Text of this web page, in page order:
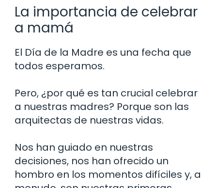
La importancia de celebrar
a mamá
El Día de la Madre es una fecha que
todos esperamos.
Pero, ¿por qué es tan crucial celebrar
a nuestras madres? Porque son las
arquitectas de nuestras vidas.
Nos han guiado en nuestras
decisiones, nos han ofrecido un
hombro en los momentos difíciles y, a